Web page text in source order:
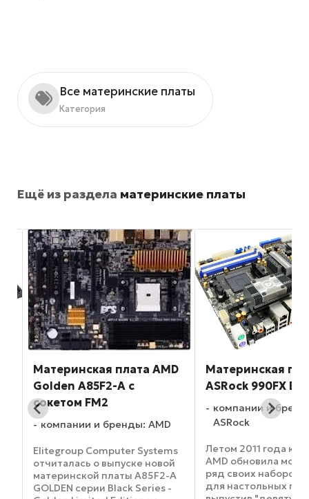
Все материнские платы
Категория
Ещё из раздела материнские платы
Материнская плата AMD
Golden A85F2-A с
сокетом FM2
компании и бренды: AMD
Elitegroup Computer Systems
отчиталась о выпуске новой
материнской платы A85F2-A
GOLDEN серии Black Series -
Материнская
ASRock 990FX
компании и
ASRock
Летом 2011 года
AMD обновила
ряд своих наборов
для настольных